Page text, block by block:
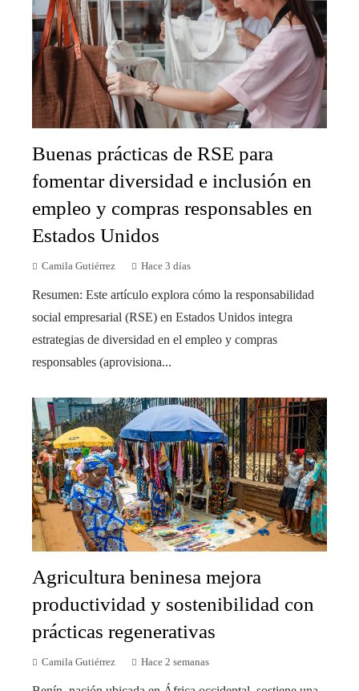
Buenas prácticas de RSE para
fomentar diversidad e inclusión en
empleo y compras responsables en
Estados Unidos
Camila Gutiérrez Hace 3 días
Resumen: Este artículo explora cómo la responsabilidad
social empresarial (RSE) en Estados Unidos integra
estrategias de diversidad en el empleo y compras
responsables (aprovisiona...
Agricultura beninesa mejora
productividad y sostenibilidad con
prácticas regenerativas
Camila Gutiérrez Hace 2 semanas